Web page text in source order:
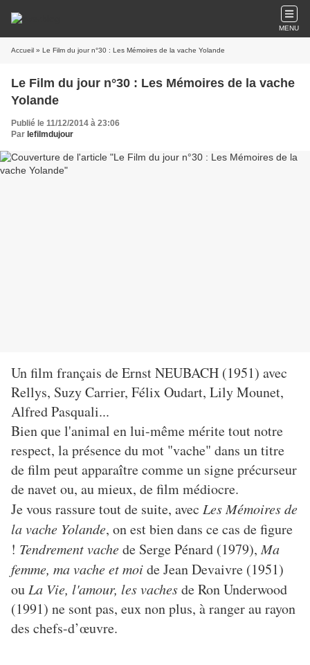
MENU
Accueil » Le Film du jour n°30 : Les Mémoires de la vache Yolande
Le Film du jour n°30 : Les Mémoires de la vache
Yolande
Publié le 11/12/2014 à 23:06
Par lefilmdujour
Un film français de Ernst NEUBACH (1951) avec
Rellys, Suzy Carrier, Félix Oudart, Lily Mounet,
Alfred Pasquali...
Bien que l'animal en lui-même mérite tout notre
respect, la présence du mot "vache" dans un titre
de film peut apparaître comme un signe précurseur
de navet ou, au mieux, de film médiocre.
Je vous rassure tout de suite, avec Les Mémoires de
la vache Yolande, on est bien dans ce cas de figure
! Tendrement vachede Serge Pénard (1979),Ma
femme, ma vache et moide Jean Devaivre (1951)
ou La Vie, l'amour, les vachesde Ron Underwood
(1991) ne sont pas, eux non plus, à ranger au rayon
des chefs-d’œuvre.